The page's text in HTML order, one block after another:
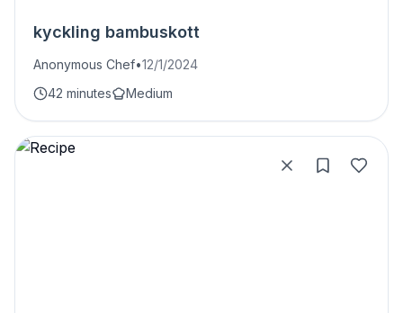
kyckling bambuskott
Anonymous Chef•12/1/2024
42 minutes
Medium